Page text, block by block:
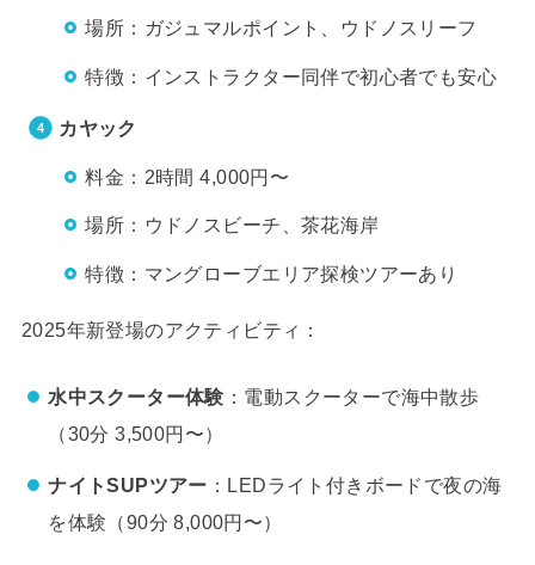
場所：ガジュマルポイント、ウドノスリーフ
特徴：インストラクター同伴で初心者でも安心
カヤック
料金：2時間 4,000円〜
場所：ウドノスビーチ、茶花海岸
特徴：マングローブエリア探検ツアーあり
2025年新登場のアクティビティ：
水中スクーター体験 ：電動スクーターで海中散歩
（30分 3,500円〜）
ナイトSUPツアー ：LEDライト付きボードで夜の海
を体験（90分 8,000円〜）